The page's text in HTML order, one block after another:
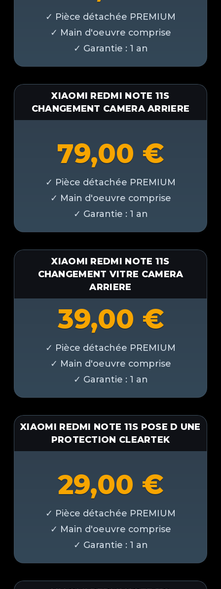
XIAOMI REDMI NOTE 11S
CHANGEMENT CAMERA ARRIERE
79,00 €
XIAOMI REDMI NOTE 11S
CHANGEMENT VITRE CAMERA
ARRIERE
39,00 €
XIAOMI REDMI NOTE 11S POSE D UNE
PROTECTION CLEARTEK
29,00 €